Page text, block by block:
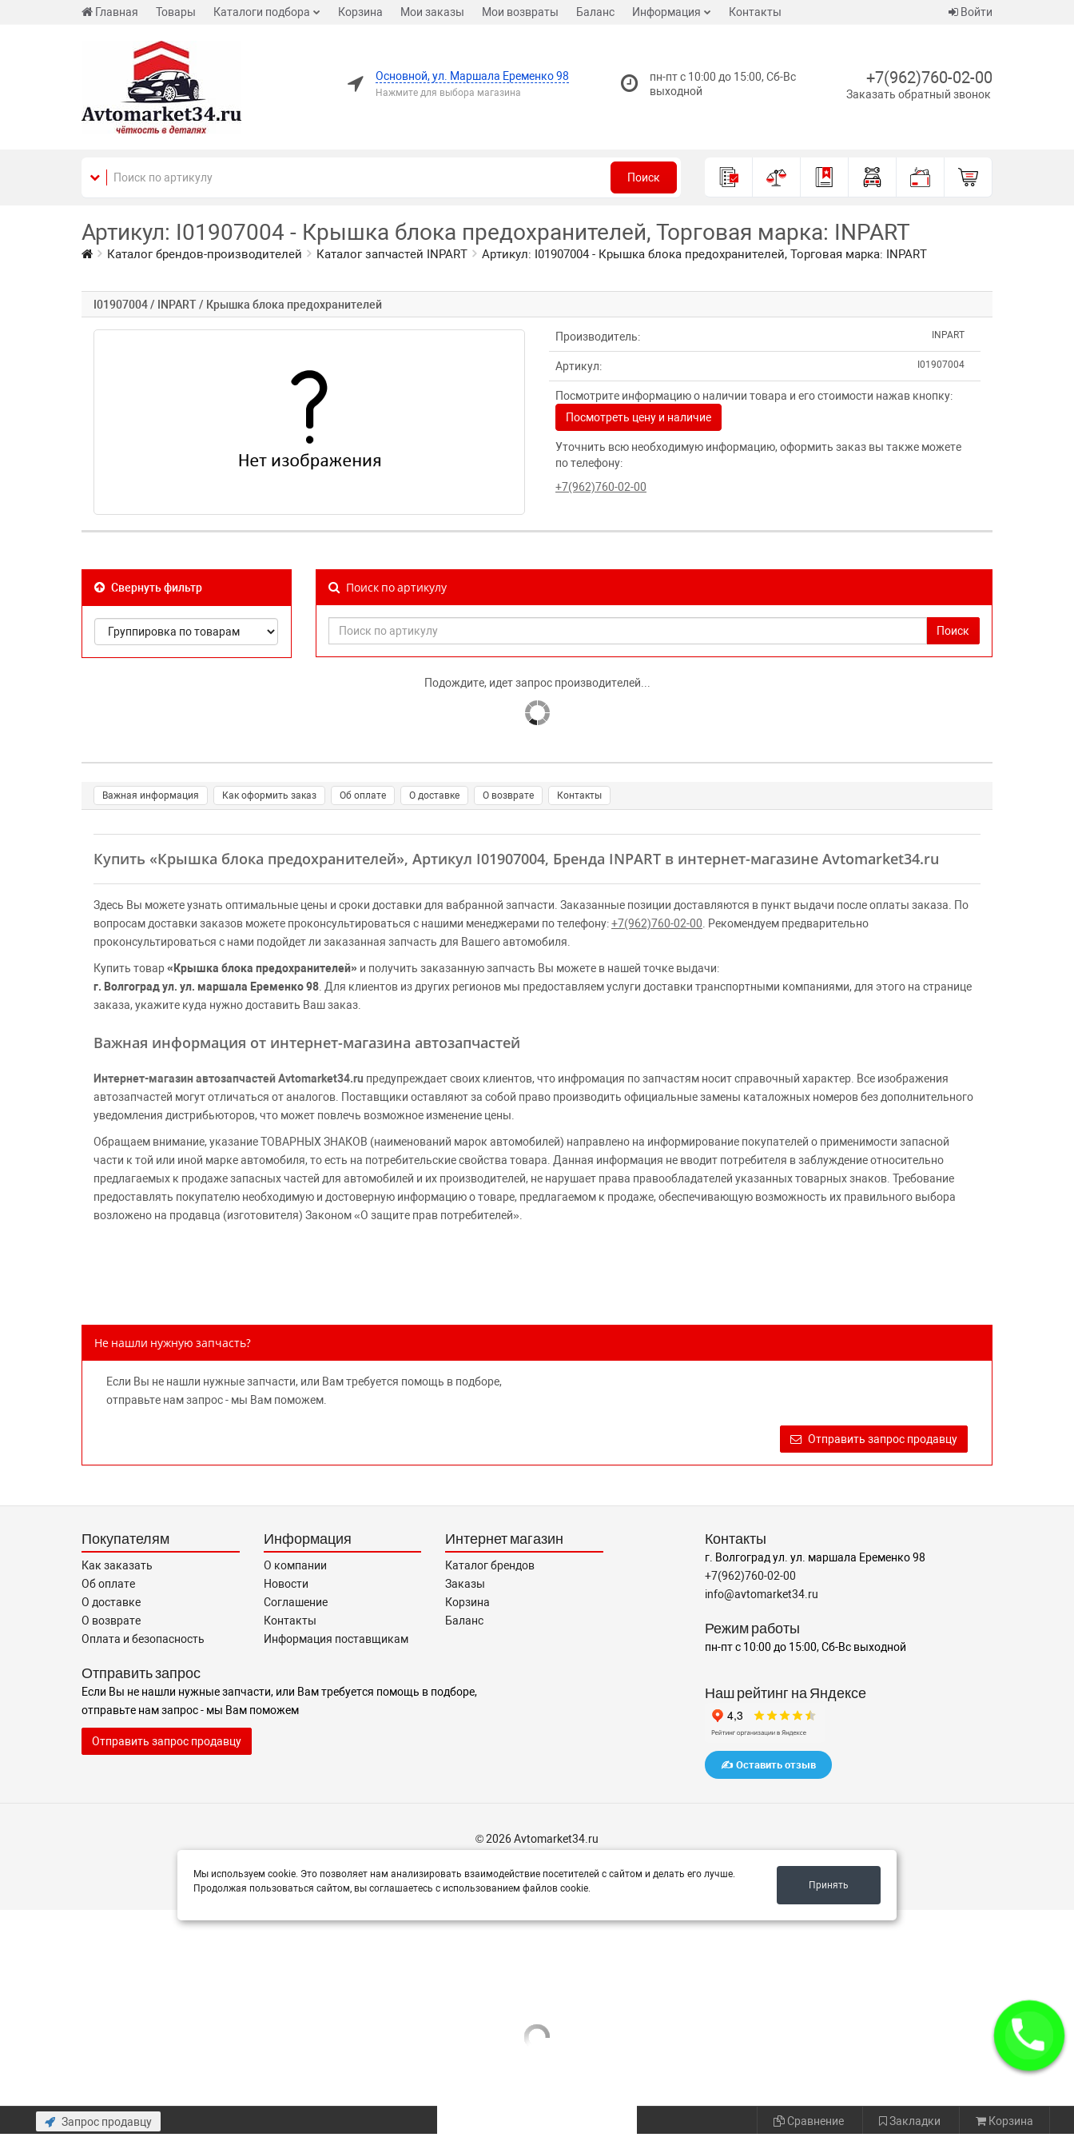
Главная Товары Каталоги подбора Корзина Мои заказы Мои возвраты Баланс Информация Контакты Войти
Основной, ул. Маршала Еременко 98
Нажмите для выбора магазина
пн-пт с 10:00 до 15:00, Сб-Вс
выходной
+7(962)760-02-00
Заказать обратный звонок
Поиск
Артикул: I01907004 - Крышка блока предохранителей, Торговая марка: INPART
Каталог брендов-производителей Каталог запчастей INPART Артикул: I01907004 - Крышка блока предохранителей, Торговая марка: INPART
I01907004 / INPART / Крышка блока предохранителей
Производитель: INPART
Артикул: I01907004
Посмотрите информацию о наличии товара и его стоимости нажав кнопку:
Посмотреть цену и наличие
Уточнить всю необходимую информацию, оформить заказ вы также можете
по телефону:
+7(962)760-02-00
Свернуть фильтр Поиск по артикулу
Поиск
Подождите, идет запрос производителей...
Важная информация Как оформить заказ Об оплате О доставке О возврате Контакты
Купить «Крышка блока предохранителей», Артикул I01907004, Бренда INPART в интернет-магазине Avtomarket34.ru
Здесь Вы можете узнать оптимальные цены и сроки доставки для вабранной запчасти. Заказанные позиции доставляются в пункт выдачи после оплаты заказа. По
вопросам доставки заказов можете проконсультироваться с нашими менеджерами по телефону:+7(962)760-02-00 . Рекомендуем предварительно
проконсультироваться с нами подойдет ли заказанная запчасть для Вашего автомобиля.
Купить товар«Крышка блока предохранителей» и получить заказанную запчасть Вы можете в нашей точке выдачи:
г. Волгоград ул. ул. маршала Еременко 98 . Для клиентов из других регионов мы предоставляем услуги доставки транспортными компаниями, для этого на странице
заказа, укажите куда нужно доставить Ваш заказ.
Важная информация от интернет-магазина автозапчастей
Интернет-магазин автозапчастей Avtomarket34.ru предупреждает своих клиентов, что инфромация по запчастям носит справочный характер. Все изображения
автозапчастей могут отличаться от аналогов. Поставщики оставляют за собой право производить официальные замены каталожных номеров без дополнительного
уведомления дистрибьюторов, что может повлечь возможное изменение цены.
Обращаем внимание, указание ТОВАРНЫХ ЗНАКОВ (наименований марок автомобилей) направлено на информирование покупателей о применимости запасной
части к той или иной марке автомобиля, то есть на потребительские свойства товара. Данная информация не вводит потребителя в заблуждение относительно
предлагаемых к продаже запасных частей для автомобилей и их производителей, не нарушает права правообладателей указанных товарных знаков. Требование
предоставлять покупателю необходимую и достоверную информацию о товаре, предлагаемом к продаже, обеспечивающую возможность их правильного выбора
возложено на продавца (изготовителя) Законом «О защите прав потребителей».
Не нашли нужную запчасть?
Если Вы не нашли нужные запчасти, или Вам требуется помощь в подборе,
отправьте нам запрос - мы Вам поможем.
Отправить запрос продавцу
Покупателям
Как заказать
Об оплате
О доставке
О возврате
Оплата и безопасность
Информация
О компании
Новости
Соглашение
Контакты
Информация поставщикам
Интернет магазин
Каталог брендов
Заказы
Корзина
Баланс
Отправить запрос
Если Вы не нашли нужные запчасти, или Вам требуется помощь в подборе,
отправьте нам запрос - мы Вам поможем
Отправить запрос продавцу
Контакты
г. Волгоград ул. ул. маршала Еременко 98
+7(962)760-02-00
info@avtomarket34.ru
Режим работы
пн-пт с 10:00 до 15:00, Сб-Вс выходной
Наш рейтинг на Яндексе
✍️ Оставить отзыв
© 2026 Avtomarket34.ru
Мы используем cookie. Это позволяет нам анализировать взаимодействие посетителей с сайтом и делать его лучше.
Продолжая пользоваться сайтом, вы соглашаетесь с использованием файлов cookie.
Принять
Запрос продавцу Сравнение Закладки Корзина